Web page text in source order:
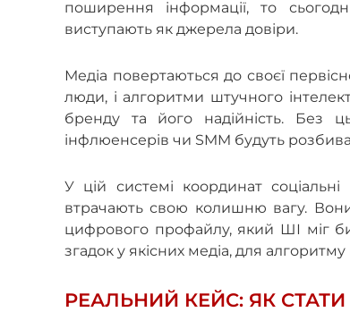
поширення інформації, то
виступають як джерела довіри.
Медіа повертаються до своєї
люди, і алгоритми штучного
бренду та його надійність. Без
інфлюенсерів чи SMM будуть
У цій системі координат
втрачають свою колишню вагу.
цифрового профайлу, який ШІ міг
згадок у якісних медіа, для
РЕАЛЬНИЙ КЕЙС: ЯК